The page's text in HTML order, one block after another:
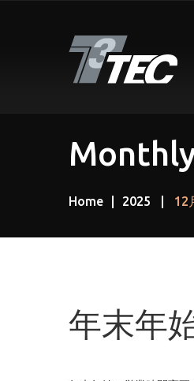
Home 2025 12
年末年